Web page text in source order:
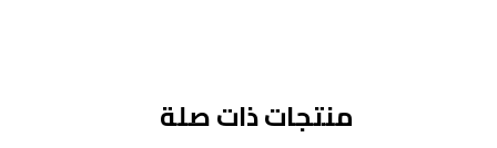
منتجات ذات صلة